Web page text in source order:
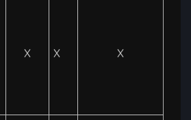
X X X